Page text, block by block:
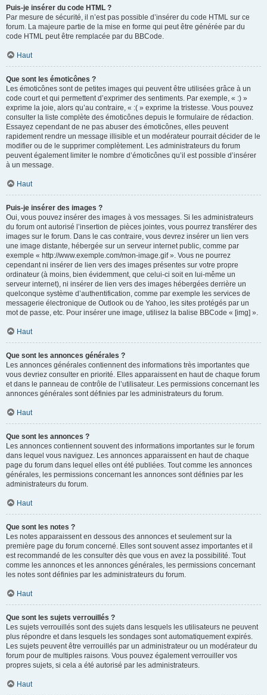
Puis-je insérer du code HTML ?
Par mesure de sécurité, il n’est pas possible d’insérer du code HTML sur ce
forum. La majeure partie de la mise en forme qui peut être générée par du
code HTML peut être remplacée par du BBCode.
Haut
Que sont les émoticônes ?
Les émoticônes sont de petites images qui peuvent être utilisées grâce à un
code court et qui permettent d’exprimer des sentiments. Par exemple, « :) »
exprime la joie, alors qu’au contraire, « :( » exprime la tristesse. Vous pouvez
consulter la liste complète des émoticônes depuis le formulaire de rédaction.
Essayez cependant de ne pas abuser des émoticônes, elles peuvent
rapidement rendre un message illisible et un modérateur pourrait décider de le
modifier ou de le supprimer complètement. Les administrateurs du forum
peuvent également limiter le nombre d’émoticônes qu’il est possible d’insérer
à un message.
Haut
Puis-je insérer des images ?
Oui, vous pouvez insérer des images à vos messages. Si les administrateurs
du forum ont autorisé l’insertion de pièces jointes, vous pourrez transférer des
images sur le forum. Dans le cas contraire, vous devrez insérer un lien vers
une image distante, hébergée sur un serveur internet public, comme par
exemple « http://www.exemple.com/mon-image.gif ». Vous ne pourrez
cependant ni insérer de lien vers des images présentes sur votre propre
ordinateur (à moins, bien évidemment, que celui-ci soit en lui-même un
serveur internet), ni insérer de lien vers des images hébergées derrière un
quelconque système d’authentification, comme par exemple les services de
messagerie électronique de Outlook ou de Yahoo, les sites protégés par un
mot de passe, etc. Pour insérer une image, utilisez la balise BBCode « [img] ».
Haut
Que sont les annonces générales ?
Les annonces générales contiennent des informations très importantes que
vous devriez consulter en priorité. Elles apparaissent en haut de chaque forum
et dans le panneau de contrôle de l’utilisateur. Les permissions concernant les
annonces générales sont définies par les administrateurs du forum.
Haut
Que sont les annonces ?
Les annonces contiennent souvent des informations importantes sur le forum
dans lequel vous naviguez. Les annonces apparaissent en haut de chaque
page du forum dans lequel elles ont été publiées. Tout comme les annonces
générales, les permissions concernant les annonces sont définies par les
administrateurs du forum.
Haut
Que sont les notes ?
Les notes apparaissent en dessous des annonces et seulement sur la
première page du forum concerné. Elles sont souvent assez importantes et il
est recommandé de les consulter dès que vous en avez la possibilité. Tout
comme les annonces et les annonces générales, les permissions concernant
les notes sont définies par les administrateurs du forum.
Haut
Que sont les sujets verrouillés ?
Les sujets verrouillés sont des sujets dans lesquels les utilisateurs ne peuvent
plus répondre et dans lesquels les sondages sont automatiquement expirés.
Les sujets peuvent être verrouillés par un administrateur ou un modérateur du
forum pour de multiples raisons. Vous pouvez également verrouiller vos
propres sujets, si cela a été autorisé par les administrateurs.
Haut